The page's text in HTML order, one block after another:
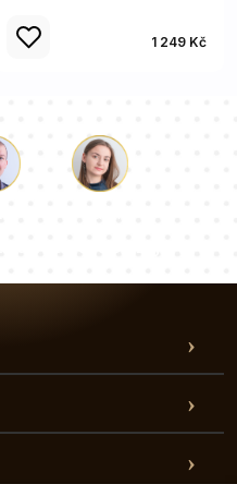
1 249 Kč